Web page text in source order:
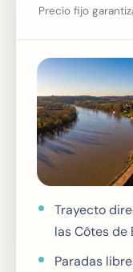
Precio fijo
Trayecto
las Côtes de
Paradas